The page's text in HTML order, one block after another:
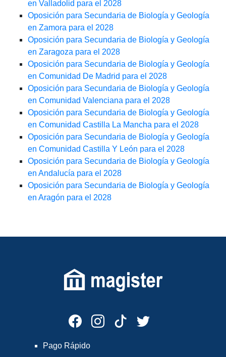
en Valladolid para el 2028
Oposición para Secundaria de Biología y Geología
en Zamora para el 2028
Oposición para Secundaria de Biología y Geología
en Zaragoza para el 2028
Oposición para Secundaria de Biología y Geología
en Comunidad De Madrid para el 2028
Oposición para Secundaria de Biología y Geología
en Comunidad Valenciana para el 2028
Oposición para Secundaria de Biología y Geología
en Comunidad Castilla La Mancha para el 2028
Oposición para Secundaria de Biología y Geología
en Comunidad Castilla Y León para el 2028
Oposición para Secundaria de Biología y Geología
en Andalucía para el 2028
Oposición para Secundaria de Biología y Geología
en Aragón para el 2028
Pago Rápido